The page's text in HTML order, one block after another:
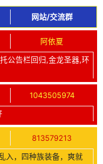
网站/交流群
阿依夏
公告栏回归,金龙圣器,环
1043505974
813579213
入，四种族装备，爽就